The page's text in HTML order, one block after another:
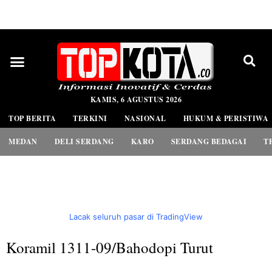
KAMIS, 6 AGUSTUS 2026
TOP BERITA
TERKINI NASIONAL HUKUM & PERISTIWA
MEDAN DELI SERDANG KARO SERDANG BEDAGAI
Lacak seluruh pasar di TradingView
Koramil 1311-09/Bahodopi Turut